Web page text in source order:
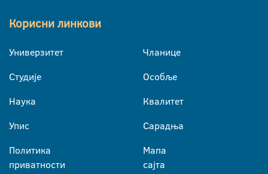
Корисни линкови
Универзитет
Студије
Наука
Упис
Политика
приватности
Чланице
Особље
Квалитет
Сарадња
Мапа
сајта